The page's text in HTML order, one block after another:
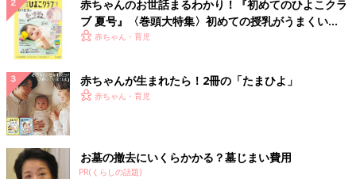
赤ちゃんのお世話まるわかり！『初めてのひよこクラ
ブ 夏号』〈巻頭大特集〉初めての授乳がうまくい
く！ おっぱい・ミルクの基本と夏のトラブル 解決テ
赤ちゃん・育児
赤ちゃんが生まれたら！2冊の「たまひよ」
赤ちゃん・育児
お墓の撤去にいくらかかる？墓じまい費用
PR(くらしの話題)